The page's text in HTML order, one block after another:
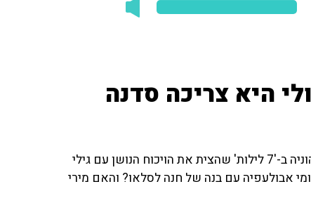
היא צריכה סדנה
צליל הופמן, עורכת 'מאקו סלבס', מספרת על הראיון של טהוניה ב-'7 לילות' שהצית את הויכוח הנושן עם גילי
אבולעפיה עם בנה של חנה לסלאו? והאם מירי